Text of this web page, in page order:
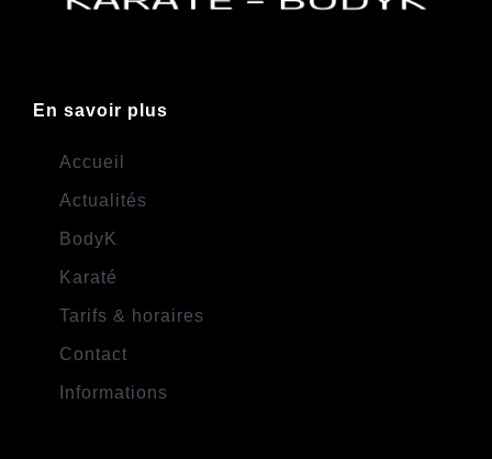
En savoir plus
Accueil
Actualités
BodyK
Karaté
Tarifs & horaires
Contact
Informations